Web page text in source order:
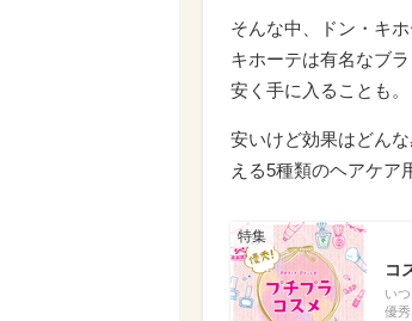
そんな中、ドン・キ
キホーテは有名なブ
安く手に入ることも。
安いけど効果はどん
える5種類のヘアケア
コ
い
優